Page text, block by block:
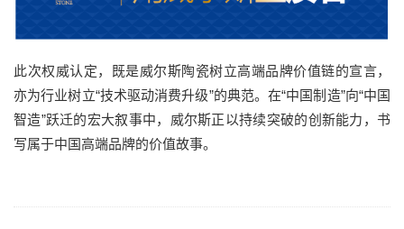
此次权威认定，既是威尔斯陶瓷树立高端品牌价值链的宣言，
亦为行业树立“技术驱动消费升级”的典范。在“中国制造”向“中国
智造”跃迁的宏大叙事中，威尔斯正以持续突破的创新能力，书
写属于中国高端品牌的价值故事。